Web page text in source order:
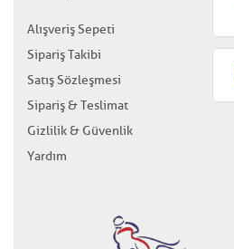
Alışveriş Sepeti
Sipariş Takibi
Satış Sözleşmesi
Sipariş & Teslimat
Gizlilik & Güvenlik
Yardım